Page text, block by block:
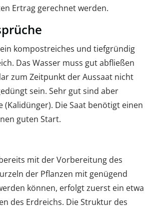
Ertrag gerechnet werden.
kompostreiches und tiefgründig
Das Wasser muss gut abfließen
zum Zeitpunkt der Aussaat nicht
sein. Sehr gut sind aber
(Kalidünger). Die Saat benötigt einen
guten Start.
mit der Vorbereitung des
der Pflanzen mit genügend
können, erfolgt zuerst ein etwa
des Erdreichs. Die Struktur des